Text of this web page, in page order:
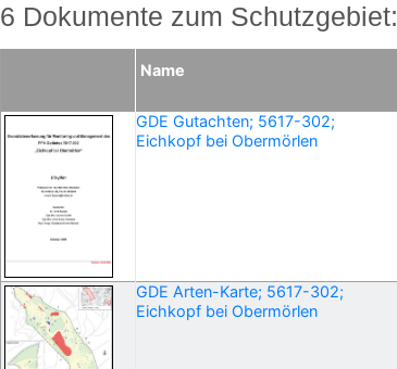
6 Dokumente zum Schutzgebiet:
Name
GDE Gutachten; 5617-302;
Eichkopf bei Obermörlen
GDE Arten-Karte; 5617-302;
Eichkopf bei Obermörlen